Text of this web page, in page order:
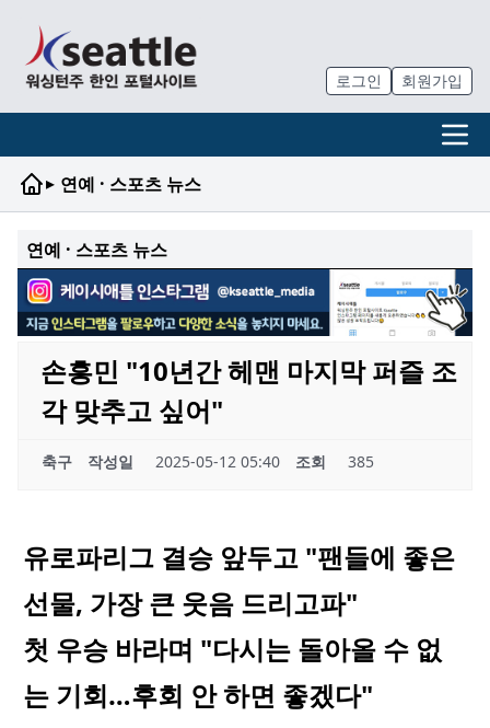
로그인 회원가입
▸ 연예 · 스포츠 뉴스
연예 · 스포츠 뉴스
손흥민 "10년간 헤맨 마지막 퍼즐 조
각 맞추고 싶어"
축구 작성일 2025-05-12 05:40 조회 385
유로파리그 결승 앞두고 "팬들에 좋은
선물, 가장 큰 웃음 드리고파"
첫 우승 바라며 "다시는 돌아올 수 없
는 기회…후회 안 하면 좋겠다"